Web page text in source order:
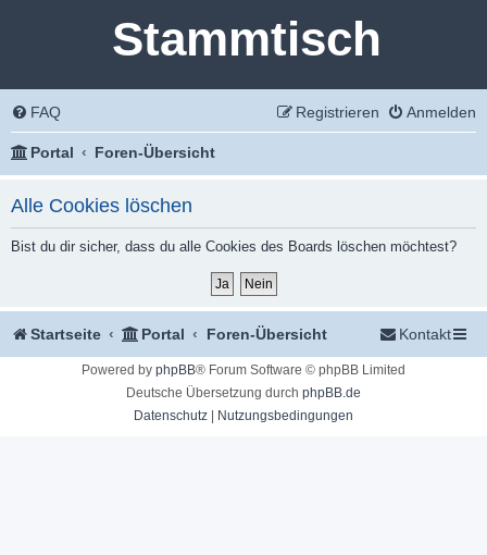
Stammtisch
FAQ Anmelden
Registrieren
Portal Foren-Übersicht
Alle Cookies löschen
Bist du dir sicher, dass du alle Cookies des Boards löschen möchtest?
Startseite Portal Foren-Übersicht Kontakt
Powered by phpBB® Forum Software © phpBB Limited
Deutsche Übersetzung durch phpBB.de
Datenschutz | Nutzungsbedingungen